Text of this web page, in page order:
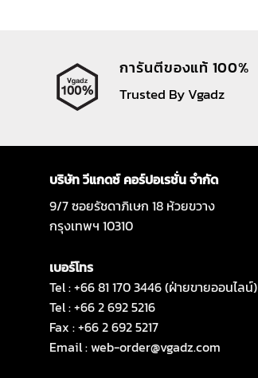
การันตีของแท้ 100%
Trusted By Vgadz
บริษัท วีแกดซ์ คอร์ปอเรชั่น จำกัด
9/7 ซอยรัชดาภิเษก 18 ห้วยขวาง
กรุงเทพฯ 10310
เบอร์โทร
Tel : +66 81 170 3446 (ฝ่ายขายออนไลน์)
Tel : +66 2 692 5216
Fax : +66 2 692 5217
Email :web-order@vgadz.com